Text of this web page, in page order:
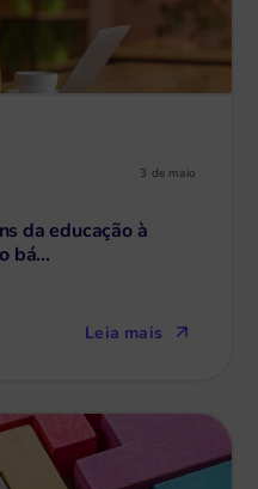
3 de maio
da educação à
bá...
Leia mais